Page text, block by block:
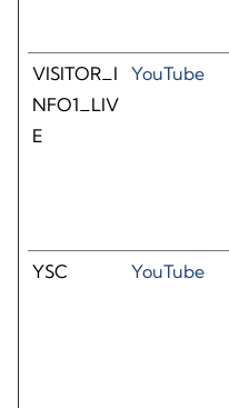
VISITOR_I
NFO1_LIV
E
YouTube
YSC YouTube